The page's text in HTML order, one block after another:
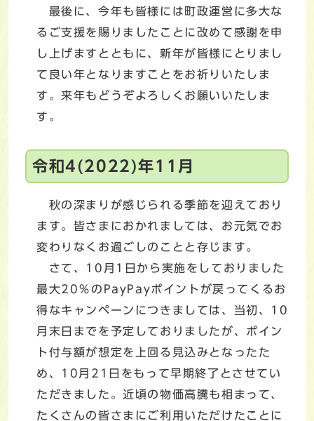
最後に、今年も皆様には町政運営に多大な
るご支援を賜りましたことに改めて感謝を申
し上げますとともに、新年が皆様にとりまし
て良い年となりますことをお祈りいたしま
す。来年もどうぞよろしくお願いいたしま
す。
令和4(2022)年11月
秋の深まりが感じられる季節を迎えており
ます。皆さまにおかれましては、お元気でお
変わりなくお過ごしのことと存じます。
さて、10月1日から実施をしておりました
最大20％のPayPayポイントが戻ってくるお
得なキャンペーンにつきましては、当初、10
月末日までを予定しておりましたが、ポイン
ト付与額が想定を上回る見込みとなったた
め、10月21日をもって早期終了とさせてい
ただきました。近頃の物価高騰も相まって、
たくさんの皆さまにご利用いただけたことに